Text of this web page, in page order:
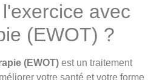
avec
(EWOT) ?
(EWOT) est un traitement
votre santé et votre forme